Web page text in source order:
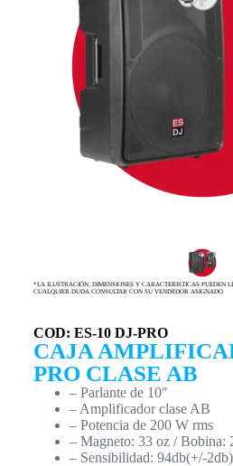
*LA ILUSTRACIÓN, DIMENSIONES Y CARACTERISTICAS PUEDEN
CUALQUIER DUDA CONSULTAR CON SU VENDEDOR ASIGNADO
COD: ES-10 DJ-PRO
CAJA
PRO CLASE AB
– Parlante de 10″
– Amplificador clase AB
– Potencia de 200 W rms
– Magneto: 33 oz / Bobina:
– Sensibilidad: 94db(+/-2db)